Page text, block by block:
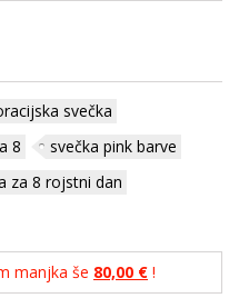
svečka
8
svečka pink barve
za 8 rojstni dan
manjka še 80,00 € !